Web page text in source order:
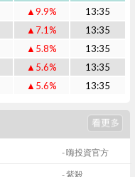
▲9.9%
13:35
▲7.1%
13:35
▲5.8%
13:35
▲5.6%
13:35
▲5.6% 13:35
- 嗨投資官方
- 紫殺